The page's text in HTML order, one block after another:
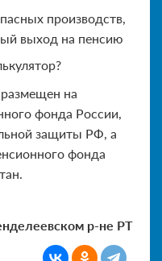
производств,
выход на пенсию
на
фонда России,
защиты РФ, а
фонда
р-не РТ